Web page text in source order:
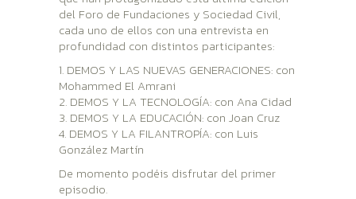
del Foro de Fundaciones y Sociedad Civil,
cada uno de ellos con una entrevista en
profundidad con distintos participantes:
1. DEMOS Y LAS NUEVAS GENERACIONES: con
Mohammed El Amrani
2. DEMOS Y LA TECNOLOGÍA: con Ana Cidad
3. DEMOS Y LA EDUCACIÓN: con Joan Cruz
4. DEMOS Y LA FILANTROPÍA: con Luis
González Martín
De momento podéis disfrutar del primer
episodio.